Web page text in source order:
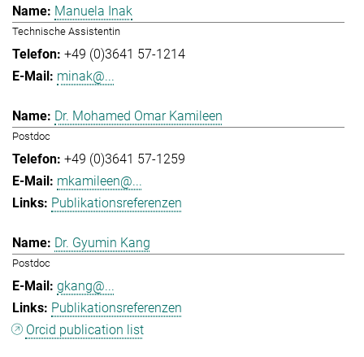
Manuela Inak
Technische Assistentin
+49 (0)3641 57-1214
minak@...
Dr. Mohamed Omar Kamileen
Postdoc
+49 (0)3641 57-1259
mkamileen@...
Publikationsreferenzen
Dr. Gyumin Kang
Postdoc
gkang@...
Publikationsreferenzen
Orcid publication list